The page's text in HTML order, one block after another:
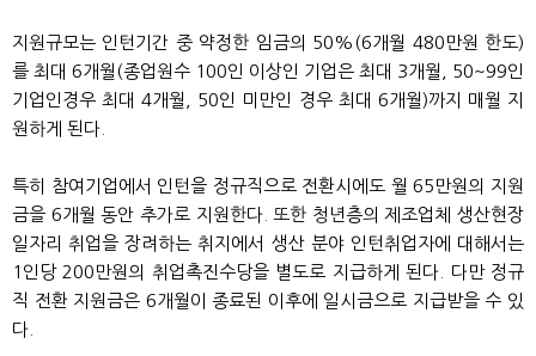
지원규모는 인턴기간 중 약정한 임금의 50%(6개월 480만원 한도)
를 최대 6개월(종업원수 100인 이상인 기업은 최대 3개월, 50~99인
기업인경우 최대 4개월, 50인 미만인 경우 최대 6개월)까지 매월 지
원하게 된다.
특히 참여기업에서 인턴을 정규직으로 전환시에도 월 65만원의 지원
금을 6개월 동안 추가로 지원한다. 또한 청년층의 제조업체 생산현장
일자리 취업을 장려하는 취지에서 생산 분야 인턴취업자에 대해서는
1인당 200만원의 취업촉진수당을 별도로 지급하게 된다. 다만 정규
직 전환 지원금은 6개월이 종료된 이후에 일시금으로 지급받을 수 있
다.